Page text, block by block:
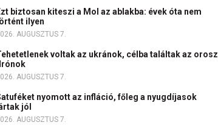
biztosan kiteszi a Mol az ablakba: évek óta nem
ilyen
AUGUSZTUS 7.
voltak az ukránok, célba találtak az orosz
AUGUSZTUS 7.
nyomott az infláció, főleg a nyugdíjasok
jól
AUGUSZTUS 7.